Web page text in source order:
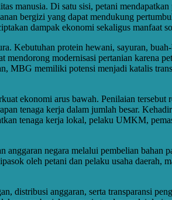
manusia. Di satu sisi, petani
bergizi yang dapat mendukung
dampak ekonomi sekaligus manfaat
Kebutuhan protein hewani, sayuran,
modernisasi pertanian karena
MBG memiliki potensi menjadi katalis
ekonomi arus bawah. Penilaian tersebut
tenaga kerja dalam jumlah besar.
tenaga kerja lokal, pelaku UMKM,
negara melalui pembelian bahan
oleh petani dan pelaku usaha daerah,
distribusi anggaran, serta transparansi